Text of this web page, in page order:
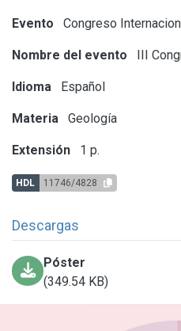
Evento Congreso
Nombre del evento III
Idioma Español
Materia Geología
Extensión 1 p.
HDL 11746/4828
Descargas
Póster
(349.54 KB)